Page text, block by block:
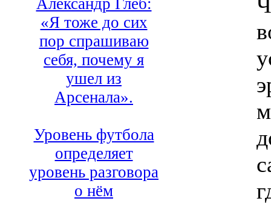
Александр Глеб:
«Я тоже до сих
пор спрашиваю
себя, почему я
ушел из
Арсенала».
Уровень футбола
определяет
уровень разговора
о нём